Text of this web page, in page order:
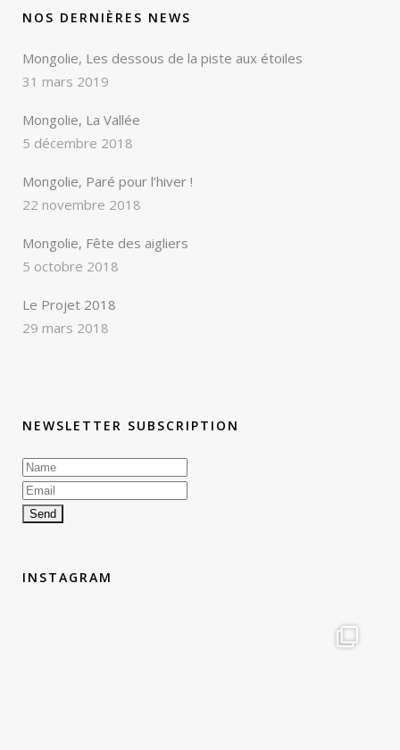
NOS DERNIÈRES NEWS
Mongolie, Les dessous de la piste aux étoiles
31 mars 2019
Mongolie, La Vallée
5 décembre 2018
Mongolie, Paré pour l’hiver !
22 novembre 2018
Mongolie, Fête des aigliers
5 octobre 2018
Le Projet 2018
29 mars 2018
NEWSLETTER SUBSCRIPTION
INSTAGRAM